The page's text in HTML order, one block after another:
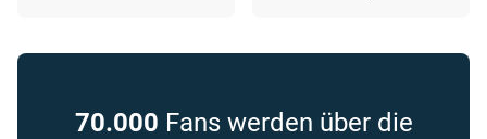
70.000 Fans werden über die